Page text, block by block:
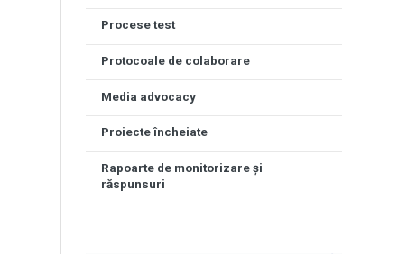
Procese test
Protocoale de colaborare
Media advocacy
Proiecte încheiate
Rapoarte de monitorizare și
răspunsuri